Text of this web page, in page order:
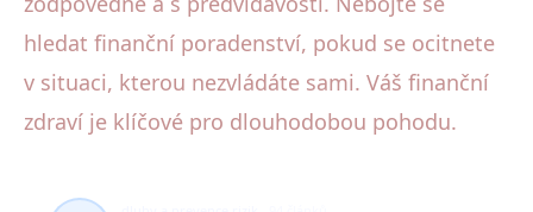
hledat finanční poradenství, pokud se ocitnete
v situaci, kterou nezvládáte sami. Váš finanční
zdraví je klíčové pro dlouhodobou pohodu.